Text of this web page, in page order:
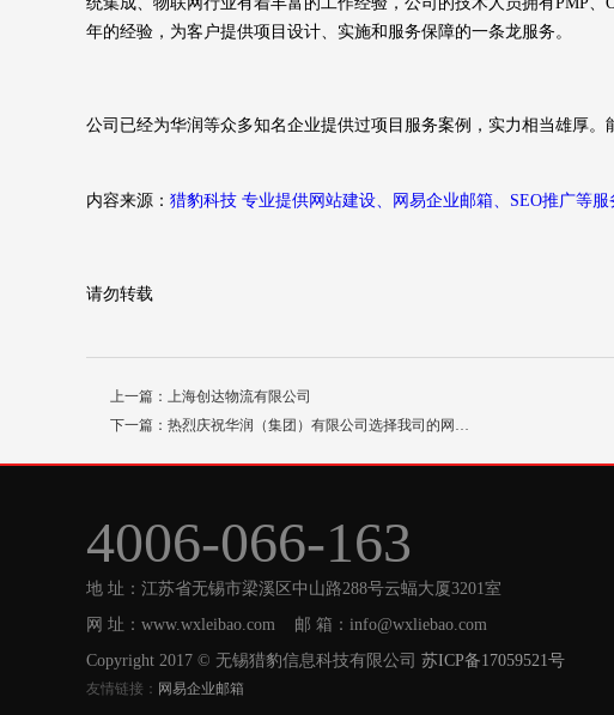
年的经验，为客户提供项目设计、实施和服务保障的一条龙服务。
公司已经为华润等众多知名企业提供过项目服务案例，实力相当雄厚
内容来源： 猎豹科技 专业提供网站建设、网易企业邮箱、SEO推广等服
请勿转载
上一篇：上海创达物流有限公司
下一篇：热烈庆祝华润（集团）有限公司选择我司的网…
4006-066-163
地 址：江苏省无锡市梁溪区中山路288号云蝠大厦3201室
网 址：www.wxleibao.com 邮 箱：info@wxliebao.com
Copyright 2017 © 无锡猎豹信息科技有限公司 苏ICP备17059521号
友情链接： 网易企业邮箱